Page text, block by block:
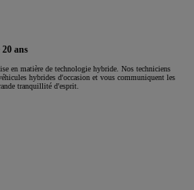
ans
en matière de technologie hybride. Nos techniciens
hybrides d'occasion et vous communiquent les
tranquillité d'esprit.